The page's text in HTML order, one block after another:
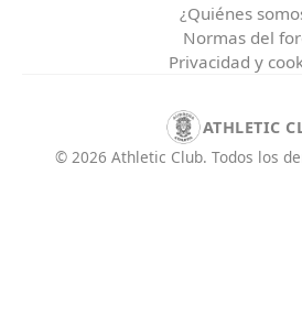
¿Quiénes
Normas del
Privacidad y
ATHLETIC
© 2026 Athletic Club. Todos los